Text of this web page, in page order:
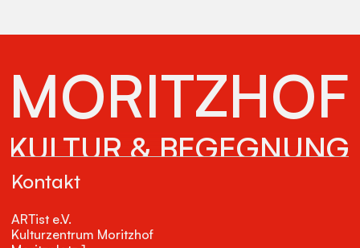
Kontakt
ARTist e.V.
Kulturzentrum Moritzhof
MORITZHOF
KULTUR & BEGEGNUNG